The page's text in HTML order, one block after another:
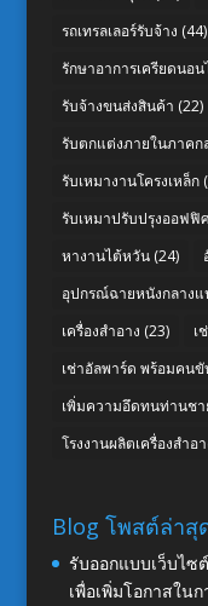
รถเทรลเลอร์รับจ้าง (44)
รักษาอาการเครียดนอ
รับจ้างขนส่งสินค้า (22)
รับตกแต่งภายในภาคก
รับเหมางานโครงเหล็ก
รับเหมาปรับปรุงออฟฟิ
หางานไต้หวัน(24)
อุปกรณ์ฉายหนังกลางแ
เครื่องสำอาง (23) เ
เช่าอัลพาร์ด พร้อมคนขั
เพิ่มความอึดทนท่านชา
โรงงานผลิตเครื่องสำอา
Blog โพสต์ล่าสุ
รับออกแบบเว็บไซ
เพื่อเพิ่มโอกาสใน